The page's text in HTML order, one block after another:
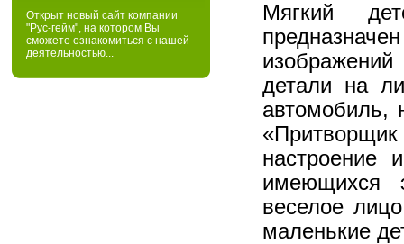
Открыт новый сайт компании
"Рус-гейм", на котором Вы
сможете ознакомиться с нашей
деятельностью...
Мягкий
детали на
автомобиль,
настроение
имеющихся
веселое
маленькие